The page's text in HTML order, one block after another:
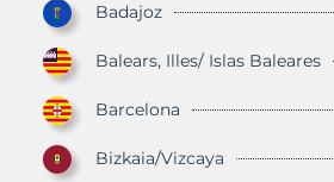
Badajoz
Balears, Illes/ Islas Baleares
Barcelona
Bizkaia/Vizcaya